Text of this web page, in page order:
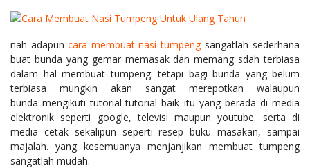
nah adapun cara membuat nasi tumpengsangatlah sederhana
buat bunda yang gemar memasak dan memang sdah terbiasa
dalam hal membuat tumpeng. tetapi bagi bunda yang belum
terbiasa mungkin akan sangat merepotkan walaupun
bunda mengikuti tutorial-tutorial baik itu yang berada di media
elektronik seperti google, televisi maupun youtube. serta di
media cetak sekalipun seperti resep buku masakan, sampai
majalah. yang kesemuanya menjanjikan membuat tumpeng
sangatlah mudah.